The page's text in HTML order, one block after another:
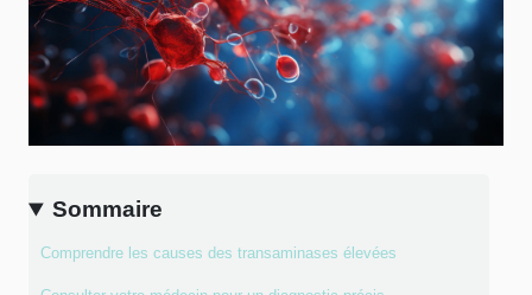
Sommaire
Comprendre les causes des transaminases élevées